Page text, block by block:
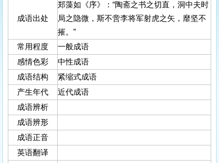
成语出处
郑藻如《序》：“陶斋之书之切直，洞中夫时
局之隐微，斯不啻李将军射虎之矢，靡坚不
摧。”
常用程度
一般成语
感情色彩
中性成语
成语结构
紧缩式成语
产生年代
近代成语
成语辨析
成语辨形
成语正音
英语翻译